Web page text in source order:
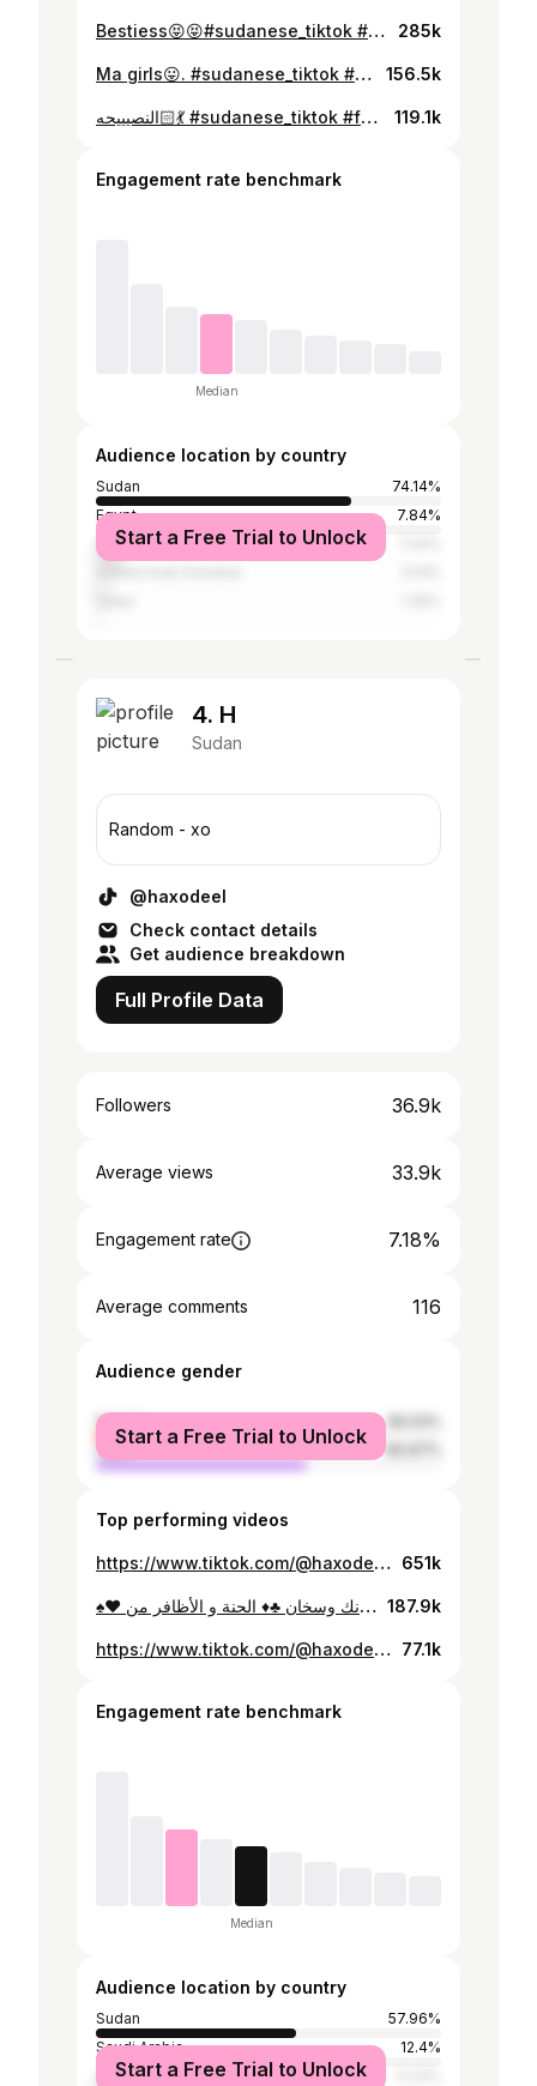
Bestiess😝😝#sudanese_tiktok #العفاصير#fypage #lowkeyduha #سودانيز_تيك_توك #fypシ @weamali_ @AMNA SALAH🇸🇩 285k
Ma girls😛. #sudanese_tiktok #fypage#lowkeyduha #sudan @Doolyy🙈 @weam🎀 156.5k
النصيييحه💃🏻 #sudanese_tiktok #fypage #lowkeyduha #سودانيز_تيك_توك #fypシ゚viral 119.1k
Engagement rate benchmark
Median
Audience location by country
Sudan
74.14%
Egypt
7.84%
Saudi Arabia
Start a Free Trial to Unlock
4. H
Sudan
Random - xo
@haxodeel
Check contact details
Get audience breakdown
Full Profile Data
Followers 36.9k
Average views 33.9k
Engagement rate 7.18%
Average comments 116
Audience gender
female
male
Start a Free Trial to Unlock
Top performing videos
https://www.tiktok.com/@haxodeel/video/7488599520465423623 651k
♠️♥️ الراجل فيكم يقول لي فستانك وسخان ♣️♦️ الحنة و الأظافر من @✨ Hadz Saloon - صالون هادز ✨ 🟡 Location: صالون هادز - شارع المُهيري - النعيمية ١ Hadz Salon - AlMohari St. Nuaimia 1 ‎📍للإستفسارات: 📞 +971 50 960 0496 #حنة #حنة_عجمان #حنة_سودانية #Polygelnailsajman #nailsajman #اظافر_جل #اظافر_تركيب #اظافر_تركيب_مؤقت #أظافر 187.9k
https://www.tiktok.com/@haxodeel/video/7446296991727881477 77.1k
Engagement rate benchmark
Median
Audience location by country
Sudan
57.96%
Saudi Arabia
12.4%
United Arab Emirates
Start a Free Trial to Unlock